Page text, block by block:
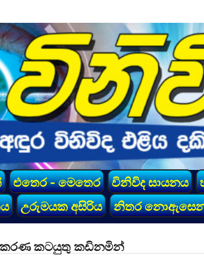
එතෙර - මෙතෙර විනිවිද සායනය
උරුමයක අසිරිය නිතර
කටයුතු කඩිනමින්